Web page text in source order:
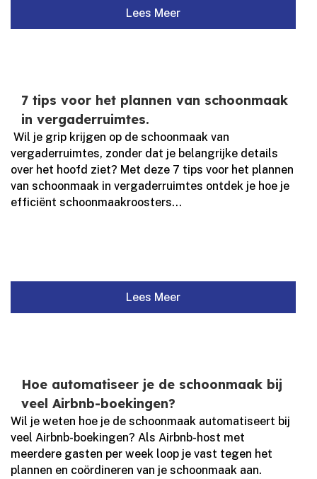
Lees Meer
7 tips voor het plannen van schoonmaak
in vergaderruimtes.
​ Wil je grip krijgen op de schoonmaak van
vergaderruimtes, zonder dat je belangrijke details
over het hoofd ziet? Met deze 7 tips voor het plannen
van schoonmaak in vergaderruimtes ontdek je hoe je
efficiënt schoonmaakroosters...
Lees Meer
Hoe automatiseer je de schoonmaak bij
veel Airbnb-boekingen?
Wil je weten hoe je de schoonmaak automatiseert bij
veel Airbnb-boekingen? Als Airbnb-host met
meerdere gasten per week loop je vast tegen het
plannen en coördineren van je schoonmaak aan.​